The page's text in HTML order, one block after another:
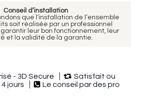
Conseil d’installation
que l’installation de l’ensemble
soit réalisée par un professionnel
leur bon fonctionnement, leur
et la validité de la garantie.
- 3D Secure
Satisfait ou
jours
Le conseil par des pro